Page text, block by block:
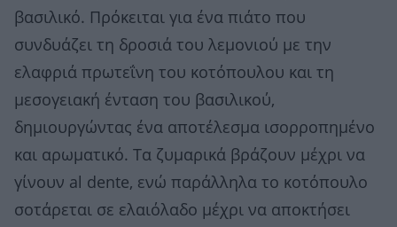
βασιλικό. Πρόκειται για ένα πιάτο που
συνδυάζει τη δροσιά του λεμονιού με την
ελαφριά πρωτεΐνη του κοτόπουλου και τη
μεσογειακή ένταση του βασιλικού,
δημιουργώντας ένα αποτέλεσμα ισορροπημένο
και αρωματικό. Τα ζυμαρικά βράζουν μέχρι να
γίνουν al dente, ενώ παράλληλα το κοτόπουλο
σοτάρεται σε ελαιόλαδο μέχρι να αποκτήσει